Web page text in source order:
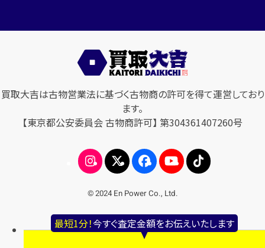
最短1分！今すぐ査定金額をお伝えいたします
買取大吉は古物営業法に基づく古物商の許可を得て運営しており
ます。
【東京都公安委員会 古物商許可】 第304361407260号
© 2024 En Power Co., Ltd.